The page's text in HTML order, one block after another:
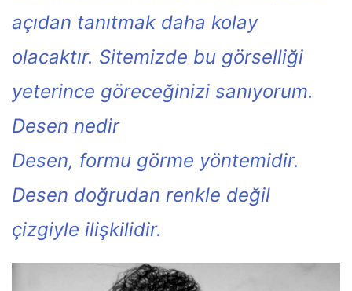
açıdan tanıtmak daha kolay
olacaktır. Sitemizde bu görselliği
yeterince göreceğinizi sanıyorum.
Desen nedir
Desen, formu görme yöntemidir.
Desen doğrudan renkle değil
çizgiyle ilişkilidir.